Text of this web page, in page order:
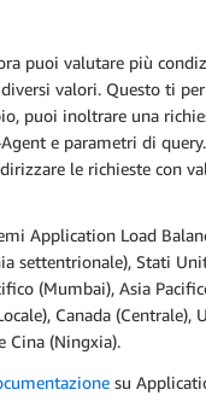
puoi valutare più
valori. Questo ti
puoi inoltrare una
e parametri di
le richieste con
Application Load
settentrionale), Stati
(Mumbai), Asia
Canada (Centrale),
Cina (Ningxia).
su